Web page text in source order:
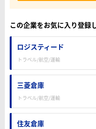
この企業をお気に入り登録
ロジスティード
トラベル/航空/運輸
三菱倉庫
トラベル/航空/運輸
住友倉庫